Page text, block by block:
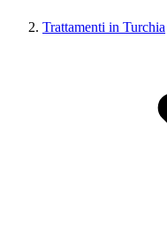
Trattamenti in Turchia